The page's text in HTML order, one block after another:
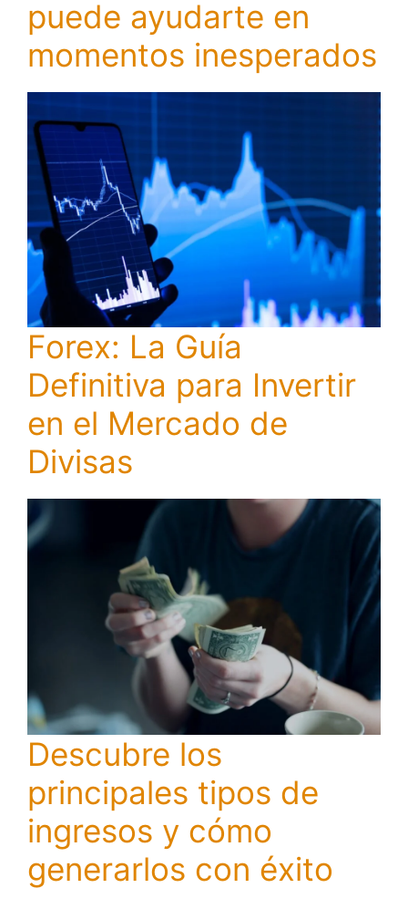
puede ayudarte en
momentos inesperados
Forex: La Guía
Definitiva para Invertir
en el Mercado de
Divisas
Descubre los
principales tipos de
ingresos y cómo
generarlos con éxito